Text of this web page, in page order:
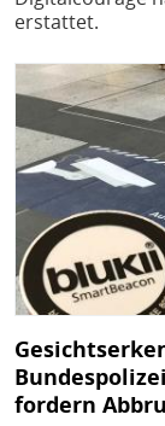
erstattet.
Bild
fordern